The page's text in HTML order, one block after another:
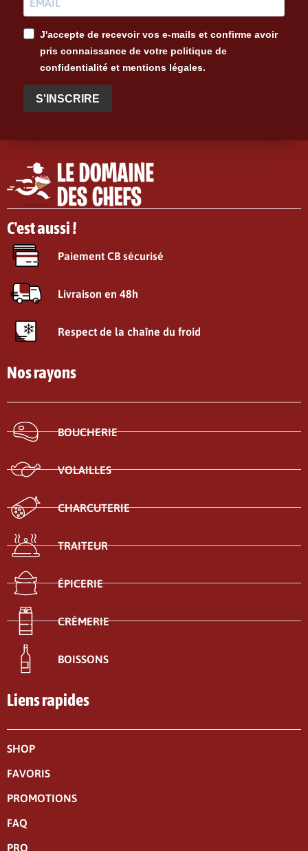
J'accepte de recevoir vos e-mails et confirme avoir
pris connaissance de votre politique de
confidentialité et mentions légales.
S'INSCRIRE
C'est aussi !
Paiement CB sécurisé
Livraison en 48h
Respect de la chaîne du froid
Nos rayons
BOUCHERIE
VOLAILLES
CHARCUTERIE
TRAITEUR
ÉPICERIE
CRÈMERIE
BOISSONS
Liens rapides
SHOP
FAVORIS
PROMOTIONS
FAQ
PRO